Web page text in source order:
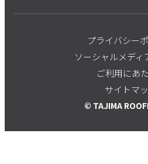
プライバシー
ソーシャルメディ
ご利用にあ
サイトマ
© TAJIMA